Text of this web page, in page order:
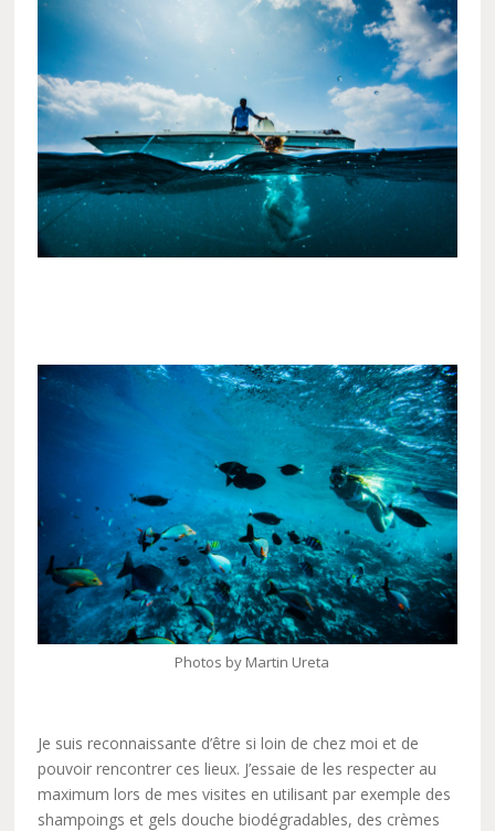
Photos by Martin Ureta
Je suis reconnaissante d’être si loin de chez moi et de
pouvoir rencontrer ces lieux. J’essaie de les respecter au
maximum lors de mes visites en utilisant par exemple des
shampoings et gels douche biodégradables, des crèmes